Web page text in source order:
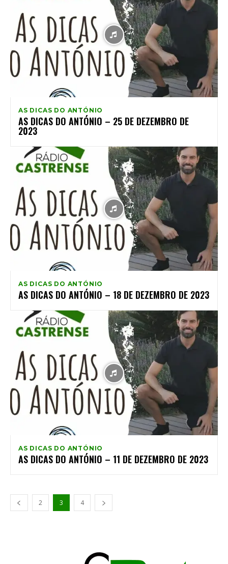
AS DICAS DO ANTÓNIO
AS DICAS DO ANTÓNIO – 25 DE DEZEMBRO DE
2023
AS DICAS DO ANTÓNIO
AS DICAS DO ANTÓNIO – 18 DE DEZEMBRO DE 2023
AS DICAS DO ANTÓNIO
AS DICAS DO ANTÓNIO – 11 DE DEZEMBRO DE 2023
2 3 4